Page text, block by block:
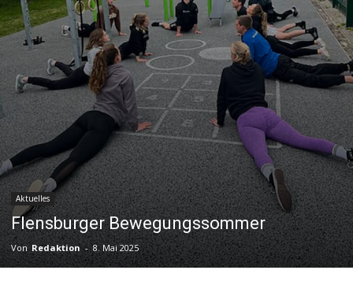
Aktuelles
Flensburger Bewegungssommer
Von Redaktion - 8. Mai 2025